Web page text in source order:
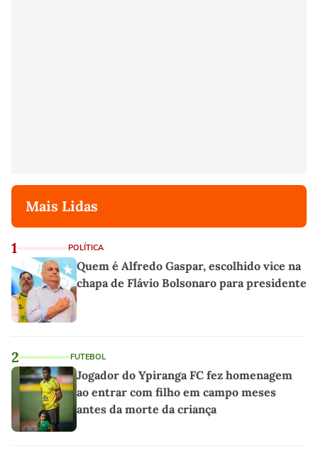
Mais Lidas
1 POLÍTICA
Quem é Alfredo Gaspar, escolhido vice na
chapa de Flávio Bolsonaro para presidente
2 FUTEBOL
Jogador do Ypiranga FC fez homenagem
ao entrar com filho em campo meses
antes da morte da criança